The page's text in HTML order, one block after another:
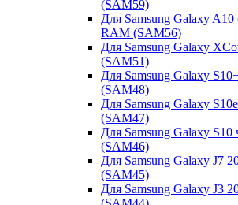
(SAM59)
Для Samsung Galaxy
RAM (SAM56)
Для Samsung Galaxy
(SAM51)
Для Samsung Galaxy
(SAM48)
Для Samsung Galaxy
(SAM47)
Для Samsung Galaxy S10
(SAM46)
Для Samsung Galaxy J7
(SAM45)
Для Samsung Galaxy J3